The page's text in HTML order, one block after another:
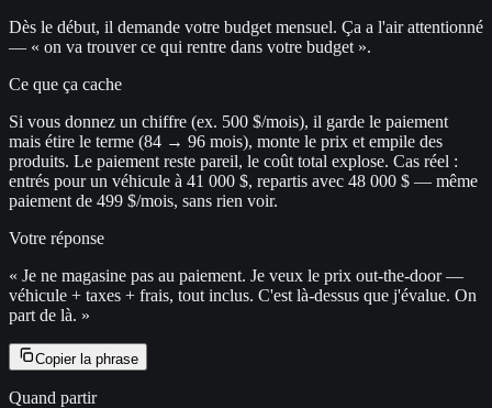
Dès le début, il demande votre budget mensuel. Ça a l'air attentionné
— « on va trouver ce qui rentre dans votre budget ».
Ce que ça cache
Si vous donnez un chiffre (ex. 500 $/mois), il garde le paiement
mais étire le terme (84 → 96 mois), monte le prix et empile des
produits. Le paiement reste pareil, le coût total explose. Cas réel :
entrés pour un véhicule à 41 000 $, repartis avec 48 000 $ — même
paiement de 499 $/mois, sans rien voir.
Votre réponse
« Je ne magasine pas au paiement. Je veux le prix out-the-door —
véhicule + taxes + frais, tout inclus. C'est là-dessus que j'évalue. On
part de là. »
Copier la phrase
Quand partir